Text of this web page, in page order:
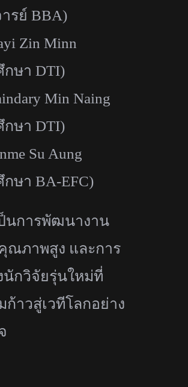
ารย์BBA)
Zin Minn
กษาDTI)
Min Naing
กษาDTI)
Su Aung
กษาBA-EFC)
นการพัฒนางาน
ณภาพสูง และการ
นักวิจัยรุ่นใหม่ที่
ก้าวสู่เวทีโลกอย่าง